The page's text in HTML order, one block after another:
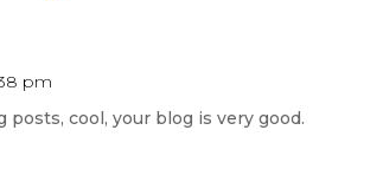
pm
cool, your blog is very good.